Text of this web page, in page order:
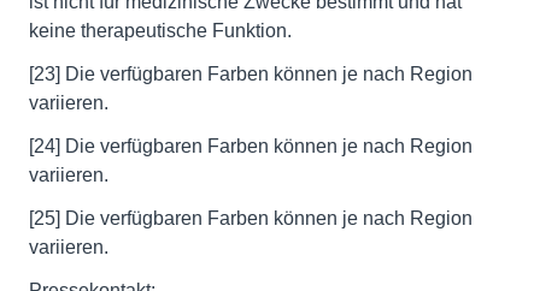
keine therapeutische Funktion.
[23] Die verfügbaren Farben können je nach Region
variieren.
[24] Die verfügbaren Farben können je nach Region
variieren.
[25] Die verfügbaren Farben können je nach Region
variieren.